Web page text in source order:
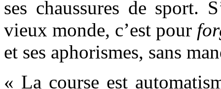
ses chaussures de sport.
vieux monde, c’est pour
et ses aphorismes, sans
« La course est